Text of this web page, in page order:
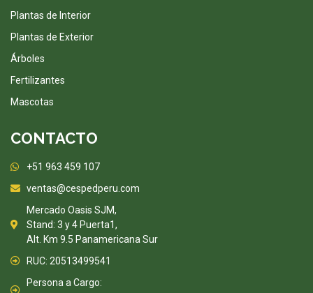
Plantas de Interior
Plantas de Exterior
Árboles
Fertilizantes
Mascotas
CONTACTO
+51 963 459 107
ventas@cespedperu.com
Mercado Oasis SJM,
Stand: 3 y 4 Puerta1,
Alt. Km 9.5 Panamericana Sur
RUC: 20513499541
Persona a Cargo: